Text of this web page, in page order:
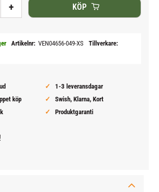
+ KÖP
Artikelnr VEN04656-049-XS
Tillverkare
1-3 leveransdagar
köp
Swish, Klarna, Kort
Produktgaranti